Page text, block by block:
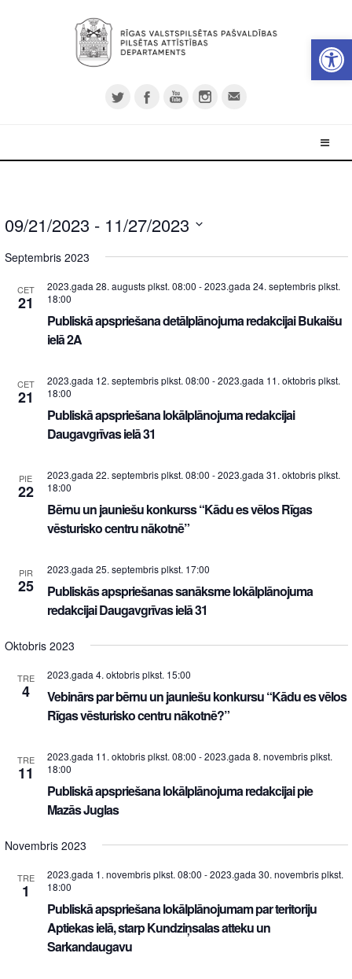
09/21/2023 - 11/27/2023
date.
Septembris 2023
CET
21
2023.gada 28. augusts plkst. 08:00 -2023.gada 24. septembris plkst.
18:00
Publiskā apspriešana detālplānojuma redakcijai Bukaišu
ielā 2A
CET
21
2023.gada 12. septembris plkst. 08:00 -2023.gada 11. oktobris plkst.
18:00
Publiskā apspriešana lokālplānojuma redakcijai
Daugavgrīvas ielā 31
PIE
22
2023.gada 22. septembris plkst. 08:00 -2023.gada 31. oktobris plkst.
18:00
Bērnu un jauniešu konkurss “Kādu es vēlos Rīgas
vēsturisko centru nākotnē”
PIR
25
2023.gada 25. septembris plkst. 17:00
Publiskās apspriešanas sanāksme lokālplānojuma
redakcijai Daugavgrīvas ielā 31
Oktobris 2023
TRE
4
2023.gada 4. oktobris plkst. 15:00
Vebinārs par bērnu un jauniešu konkursu “Kādu es vēlos
Rīgas vēsturisko centru nākotnē?”
TRE
11
2023.gada 11. oktobris plkst. 08:00 -2023.gada 8. novembris plkst.
18:00
Publiskā apspriešana lokālplānojuma redakcijai pie
Mazās Juglas
Novembris 2023
TRE
1
2023.gada 1. novembris plkst. 08:00 -2023.gada 30. novembris plkst.
18:00
Publiskā apspriešana lokālplānojumam par teritoriju
Aptiekas ielā, starp Kundziņsalas atteku un
Sarkandaugavu